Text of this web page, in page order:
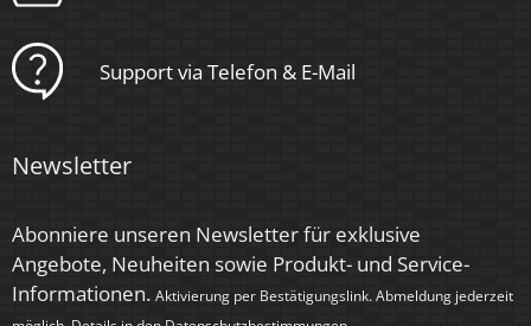
Support via Telefon & E-Mail
Newsletter
Abonniere unseren Newsletter für exklusive
Angebote, Neuheiten sowie Produkt- und Service-
Informationen. Aktivierung per Bestätigungslink. Abmeldung jederzeit